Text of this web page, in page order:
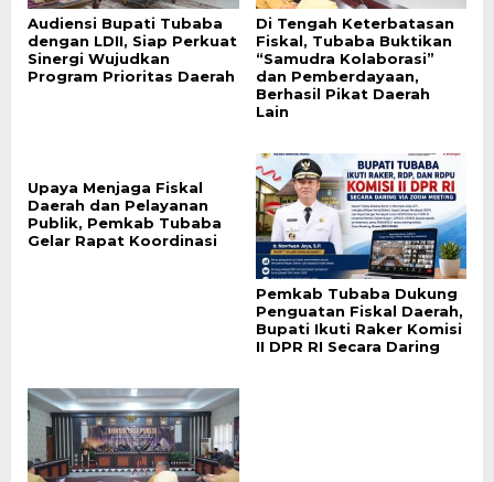
Audiensi Bupati Tubaba
dengan LDII, Siap Perkuat
Sinergi Wujudkan
Program Prioritas Daerah
Di Tengah Keterbatasan
Fiskal, Tubaba Buktikan
“Samudra Kolaborasi”
dan Pemberdayaan,
Berhasil Pikat Daerah
Lain
Upaya Menjaga Fiskal
Daerah dan Pelayanan
Publik, Pemkab Tubaba
Gelar Rapat Koordinasi
Pemkab Tubaba Dukung
Penguatan Fiskal Daerah,
Bupati Ikuti Raker Komisi
II DPR RI Secara Daring